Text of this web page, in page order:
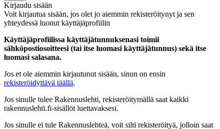
Kirjaudu sisään
Voit kirjautua sisään, jos olet jo aiemmin rekisteröitynyt ja sen
yhteydessä luonut käyttäjäprofiilin
Käyttäjäprofiilissa käyttäjätunnuksenasi toimii
sähköpostiosoitteesi (tai itse luomasi käyttäjätunnus) sekä itse
luomasi salasana.
Jos et ole aiemmin kirjautunut sisään, sinun on ensin
rekisteröidyttävä täällä.
Jos sinulle tulee Rakennuslehti, rekisteröitymällä saat kaikki
rakennuslehti.fi-sisällöt luettavaksesi.
Jos sinulle ei tule Rakennuslehteä, voit silti rekisteröityä, jolloin saat